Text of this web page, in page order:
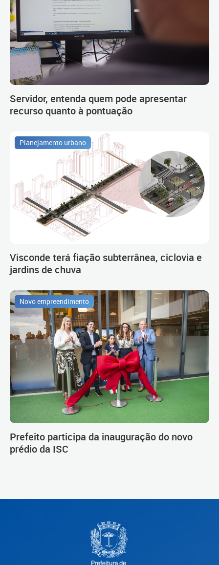
Servidor, entenda quem pode apresentar
recurso quanto à pontuação
Planejamento urbano
Visconde terá fiação subterrânea, ciclovia e
jardins de chuva
Novo empreendimento
Prefeito participa da inauguração do novo
prédio da ISC